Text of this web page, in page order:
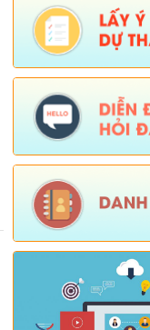
Ngày ban hành: (06/08/
lực: (05/08/2026)
Tên:(KẾ HOẠCH
ứng Tuần lễ Thế giới
sữa mẹ năm 2026)
Ngày ban hành: (05/08/
Số:Số:1840 /UBND-KT
Tên:
(V/v rà soát đối
chính sách về đất đai
Ngày ban hành: (05/08/
Tên:(Mời dự Hội nghị